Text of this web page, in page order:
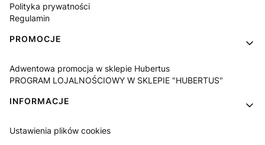
Polityka prywatności
Regulamin
PROMOCJE
Adwentowa promocja w sklepie Hubertus
PROGRAM LOJALNOŚCIOWY W SKLEPIE "HUBERTUS"
INFORMACJE
Ustawienia plików cookies